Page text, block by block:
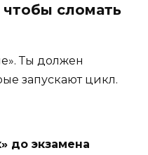
чтобы сломать
Ты должен
запускают цикл.
до экзамена